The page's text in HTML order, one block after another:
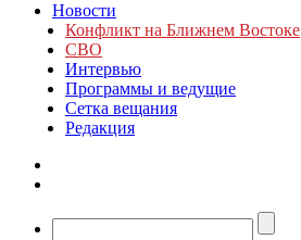
Новости
Конфликт на Ближнем Востоке
СВО
Интервью
Программы и ведущие
Сетка вещания
Редакция